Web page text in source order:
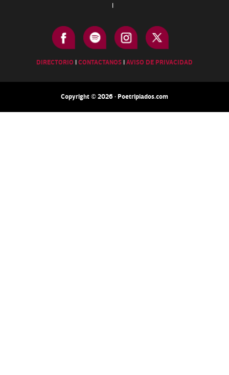
|
DIRECTORIO |CONTACTANOS |AVISO DE PRIVACIDAD
Copyright © 2026 · Poetripiados.com